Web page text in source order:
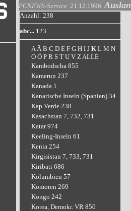
PCNEWS-Service 21.12.1996
Anzahl: 238
abc... 123...
A Ä B C D E F G H I J K L M N
O Ö P R S T U V Z ALLE
Kambodscha 855
Kamerun 237
Kanada 1
Kanarische Inseln (Spanien) 34
Kap Verde 238
Kasachstan 7, 732, 731
Katar 974
Keeling-Inseln 61
Kenia 254
Kirgisistan 7, 733, 731
Kiribati 686
Kolumbien 57
Komoren 269
Kongo 242
Korea, Demokr. VR 850